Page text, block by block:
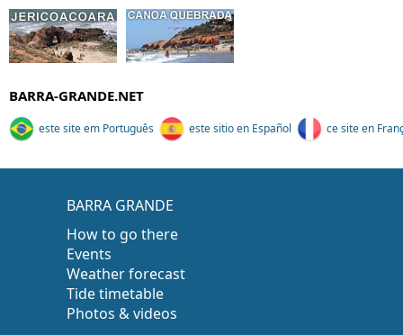
BARRA-GRANDE.NET
este site em Português este sitio en Español ce site en
BARRA GRANDE
How to go there
Events
Weather forecast
Tide timetable
Photos & videos